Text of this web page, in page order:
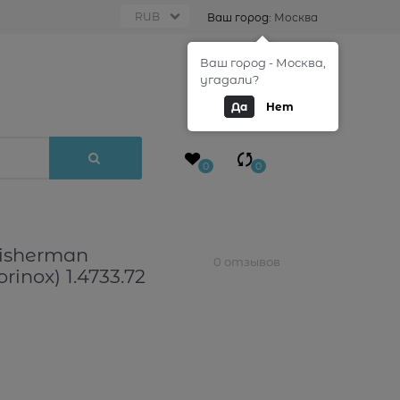
Ваш город: Москва
0
0 0
1.4733.72
0 отзывов
Ваш город - Москва,
угадали?
Да Нет